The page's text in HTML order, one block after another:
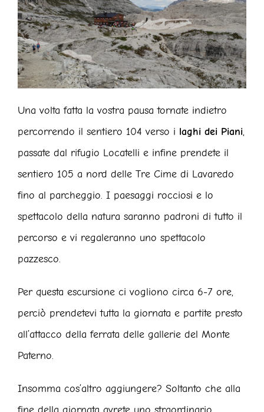
Una volta fatta la vostra pausa tornate indietro
percorrendo il sentiero 104 verso i laghi dei Piani,
passate dal rifugio Locatelli e infine prendete il
sentiero 105 a nord delle Tre Cime di Lavaredo
fino al parcheggio. I paesaggi rocciosi e lo
spettacolo della natura saranno padroni di tutto il
percorso e vi regaleranno uno spettacolo
pazzesco.
Per questa escursione ci vogliono circa 6-7 ore,
perciò prendetevi tutta la giornata e partite presto
all’attacco della ferrata delle gallerie del Monte
Paterno.
Insomma cos’altro aggiungere? Soltanto che alla